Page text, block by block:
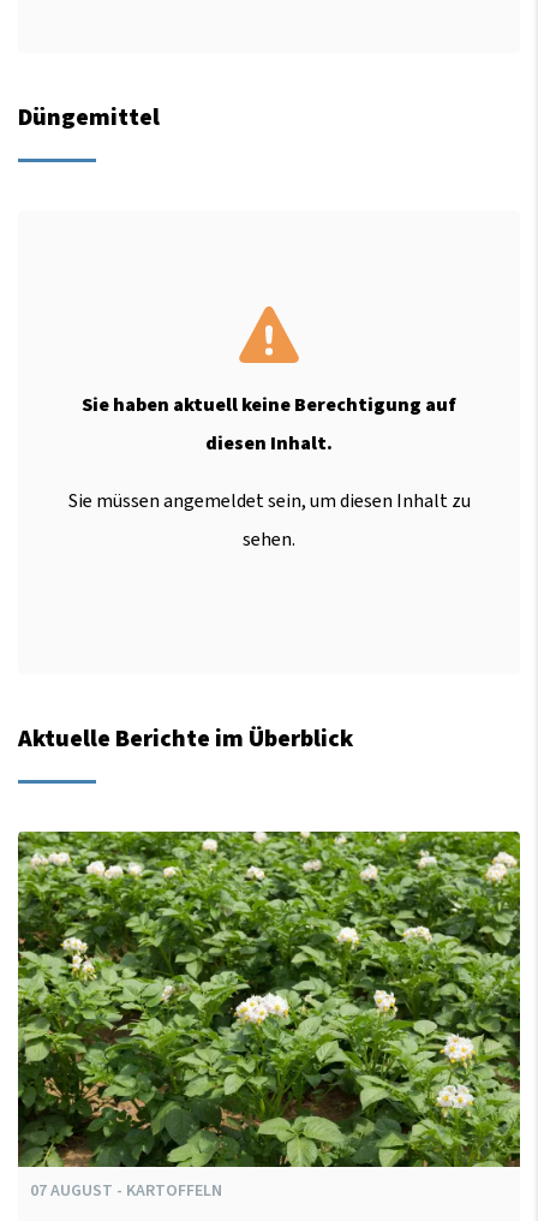
Düngemittel
Sie haben aktuell keine Berechtigung auf
diesen Inhalt.
Sie müssen angemeldet sein, um diesen Inhalt zu
sehen.
Aktuelle Berichte im Überblick
07AUGUST - KARTOFFELN